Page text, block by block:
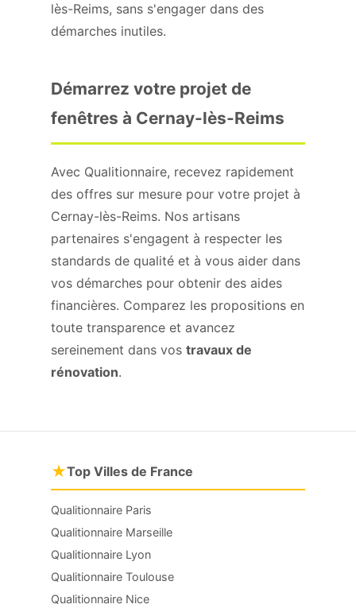
lès-Reims, sans s'engager dans des
démarches inutiles.
Démarrez votre projet de
fenêtres à Cernay-lès-Reims
Avec Qualitionnaire, recevez rapidement
des offres sur mesure pour votre projet à
Cernay-lès-Reims. Nos artisans
partenaires s'engagent à respecter les
standards de qualité et à vous aider dans
vos démarches pour obtenir des aides
financières. Comparez les propositions en
toute transparence et avancez
sereinement dans vos travaux de
rénovation.
★Top Villes de France
Qualitionnaire Paris
Qualitionnaire Marseille
Qualitionnaire Lyon
Qualitionnaire Toulouse
Qualitionnaire Nice